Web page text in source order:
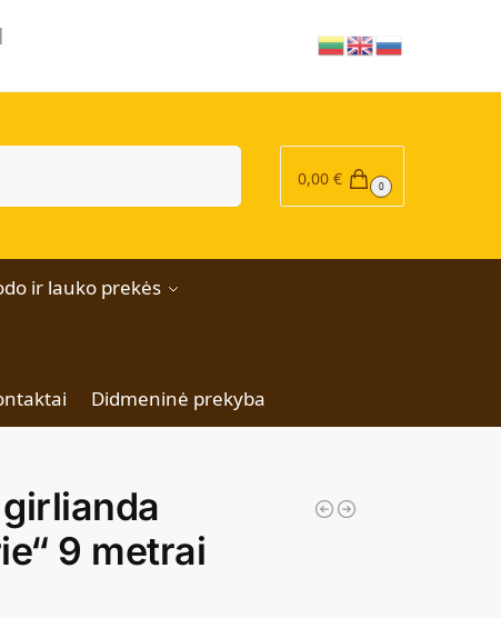
0,00 € 0
ir lauko prekės
Didmeninė prekyba
girlianda
9 metrai